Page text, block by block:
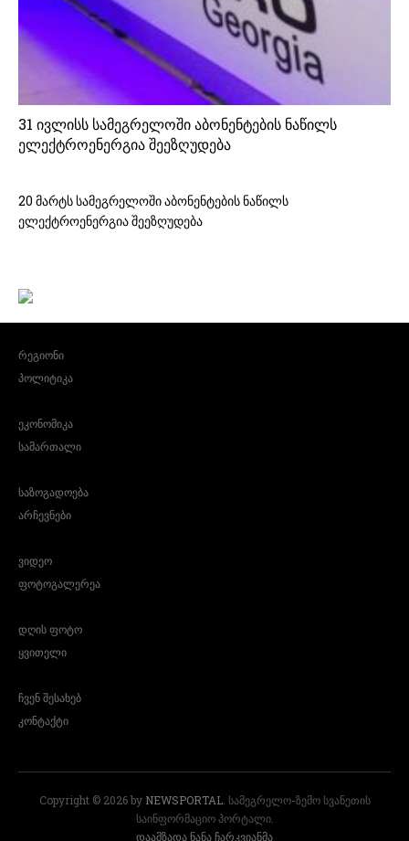
31 ივლისს სამეგრელოში აბონენტების ნაწილს
ელექტროენერგია შეეზღუდება
20 მარტს სამეგრელოში აბონენტების ნაწილს
ელექტროენერგია შეეზღუდება
რეგიონი
პოლიტიკა
ეკონომიკა
სამართალი
საზოგადოება
არჩევნები
ვიდეო
ფოტოგალერეა
დღის ფოტო
ყვითელი
ჩვენ შესახებ
კონტაქტი
Copyright © 2026 by NEWSPORTAL. სამეგრელო-ზემო სვანეთის
საინფორმაციო პორტალი.
დაამზადა ნანა ჩარკვიანმა